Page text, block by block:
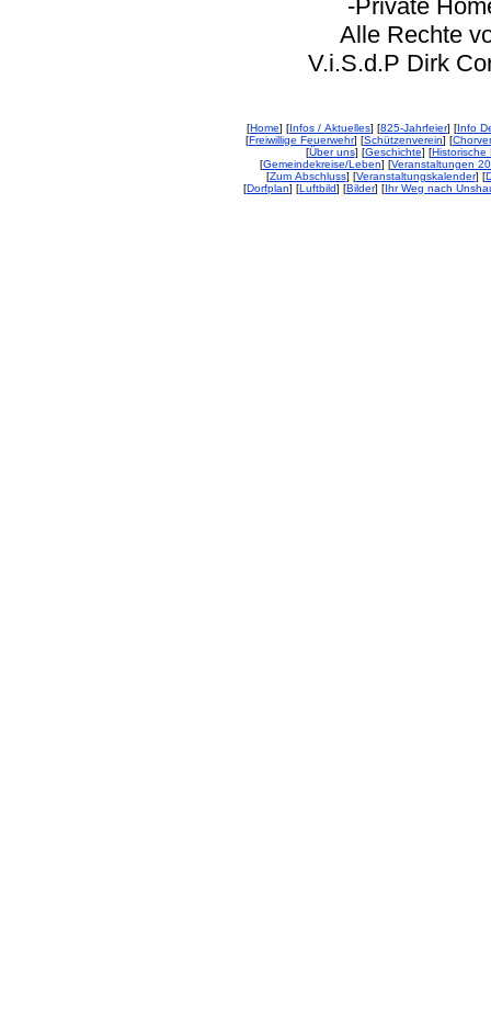
-Private
Alle Rechte
V.i.S.d.P Dirk
[Home] [Infos / Aktuelles] [825-Jahrfeier] [Info
[Freiwillige Feuerwehr] [Schützenverein] [
[Über uns] [Geschichte] [Historische
[Gemeindekreise/Leben] [Veranstaltungen
[Zum Abschluss] [Veranstaltungskalender] [
[Dorfplan] [Luftbild] [Bilder] [Ihr Weg nach